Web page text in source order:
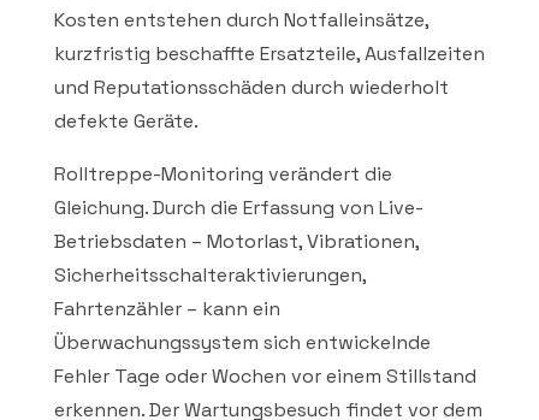
Kosten entstehen durch Notfalleinsätze,
kurzfristig beschaffte Ersatzteile, Ausfallzeiten
und Reputationsschäden durch wiederholt
defekte Geräte.
Rolltreppe-Monitoring verändert die
Gleichung. Durch die Erfassung von Live-
Betriebsdaten – Motorlast, Vibrationen,
Sicherheitsschalteraktivierungen,
Fahrtenzähler – kann ein
Überwachungssystem sich entwickelnde
Fehler Tage oder Wochen vor einem Stillstand
erkennen. Der Wartungsbesuch findet vor dem